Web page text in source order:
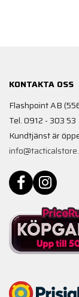
KONTAKTA OSS
Flashpoint AB
Tel. 0912 - 303 53
Kundtjänst är